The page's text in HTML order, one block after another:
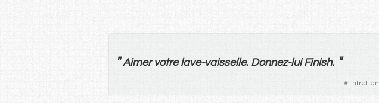
" Aimer votre lave-vaisselle. Donnez-luiFinish. "
#Entretien